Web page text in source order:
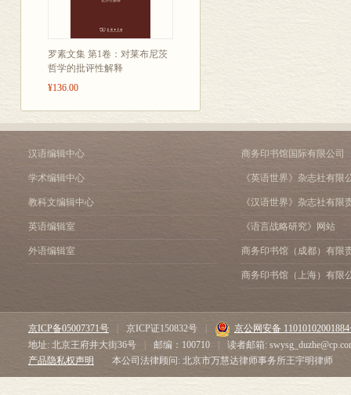
罗素文集 第1卷：对莱布尼茨
哲学的批评性解释
¥136.00
有关莎士比亚的一些事实
莎士比亚全集诗体汉译本
《英汉双解莎士比亚大词
附录：
一、文学翻译要尽量传译
二、A Chinese Image of
汉语编辑中心
学术编辑中心
教科文编辑中心
英语编辑室
外语编辑室
商务印书馆国际有限公司
《英语世界》杂志社有限
《汉语世界》杂志社有限
《语言战略研究》网站
商务印书馆（成都）有限
商务印书馆（上海）有限
京ICP备05007371号 京ICP证150832号
京公网安备
地址: 北京王府井大街36号
邮编：100710
读者邮箱:
产品隐私权声明
本公司法律顾问: 北京市万慧达律师事务所王宇明律师